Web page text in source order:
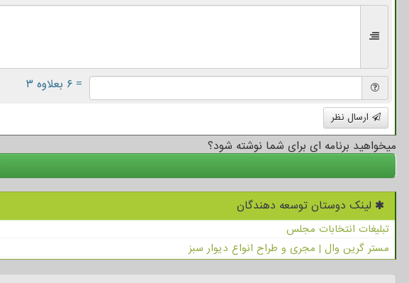
= ۶ بعلاوه ۳
ارسال نظر
میخواهید برنامه ای برای شما نوشته شود؟
لینک دوستان توسعه دهندگان
تبلیغات انتخابات مجلس
مستر گرین وال | مجری و طراح انواع دیوار سبز